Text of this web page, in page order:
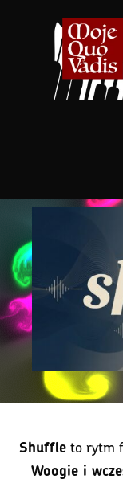
Shuffleto rytm
Woogie i